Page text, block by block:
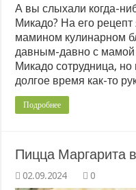
А вы слыхали когда-
Микадо? На его рецепт
мамином кулинарном
давным-давно с мамой
Микадо сотрудница, но
долгое время как-то
Подробнее
Пицца Маргарита
0